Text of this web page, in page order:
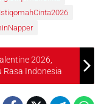
2026,
Rasa Indonesia